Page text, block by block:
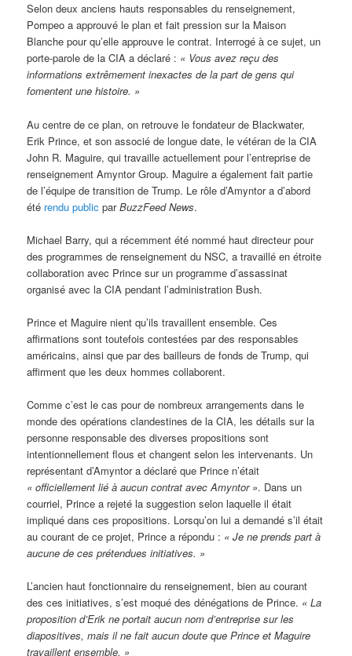
Selon deux anciens hauts responsables du renseignement,
Pompeo a approuvé le plan et fait pression sur la Maison
Blanche pour qu’elle approuve le contrat. Interrogé à ce sujet, un
porte-parole de la CIA a déclaré : « Vous avez reçu des
informations extrêmement inexactes de la part de gens qui
fomentent une histoire. »
Au centre de ce plan, on retrouve le fondateur de Blackwater,
Erik Prince, et son associé de longue date, le vétéran de la CIA
John R. Maguire, qui travaille actuellement pour l’entreprise de
renseignement Amyntor Group. Maguire a également fait partie
de l’équipe de transition de Trump. Le rôle d’Amyntor a d’abord
été rendu public parBuzzFeed News.
Michael Barry, qui a récemment été nommé haut directeur pour
des programmes de renseignement du NSC, a travaillé en étroite
collaboration avec Prince sur un programme d’assassinat
organisé avec la CIA pendant l’administration Bush.
Prince et Maguire nient qu’ils travaillent ensemble. Ces
affirmations sont toutefois contestées par des responsables
américains, ainsi que par des bailleurs de fonds de Trump, qui
affirment que les deux hommes collaborent.
Comme c’est le cas pour de nombreux arrangements dans le
monde des opérations clandestines de la CIA, les détails sur la
personne responsable des diverses propositions sont
intentionnellement flous et changent selon les intervenants. Un
représentant d’Amyntor a déclaré que Prince n’était
« officiellement lié à aucun contrat avec Amyntor ». Dans un
courriel, Prince a rejeté la suggestion selon laquelle il était
impliqué dans ces propositions. Lorsqu’on lui a demandé s’il était
au courant de ce projet, Prince a répondu : « Je ne prends partà
aucune de ces prétendues initiatives. »
L’ancien haut fonctionnaire du renseignement, bien au courant
des ces initiatives, s’est moqué des dénégations de Prince. « La
proposition d’Erik ne portait aucun nom d’entreprise sur les
diapositives, mais il ne fait aucun doute que Prince et Maguire
travaillent ensemble. »